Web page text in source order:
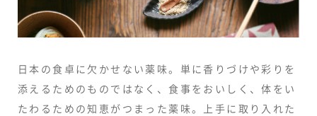
日本の食卓に欠かせない薬味。単に香りづけや彩りを
添えるためのものではなく、食事をおいしく、体をい
たわるための知恵がつまった薬味。上手に取り入れた